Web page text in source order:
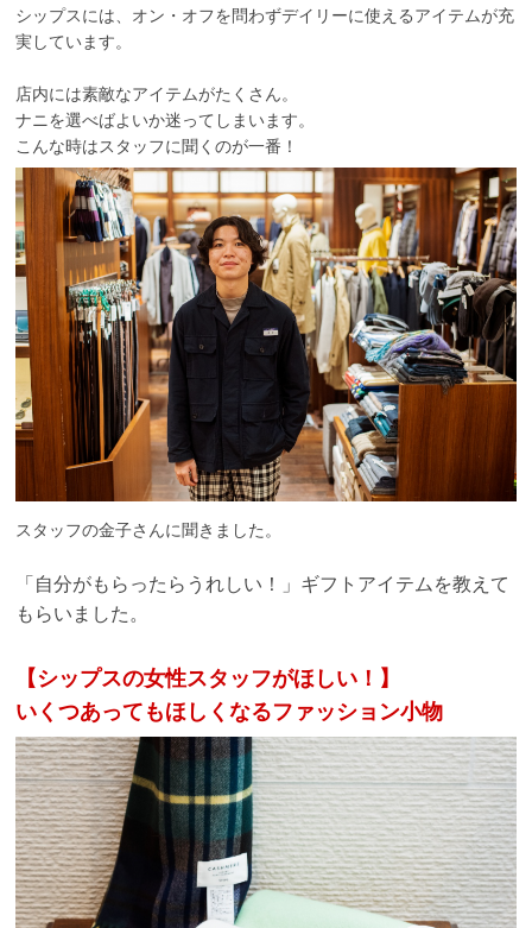
シップスには、オン・オフを問わずデイリーに使えるアイテムが充
実しています。
店内には素敵なアイテムがたくさん。
ナニを選べばよいか迷ってしまいます。
こんな時はスタッフに聞くのが一番！
スタッフの金子さんに聞きました。
「自分がもらったらうれしい！」ギフトアイテムを教えて
もらいました。
【シップスの女性スタッフがほしい！】
いくつあってもほしくなるファッション小物